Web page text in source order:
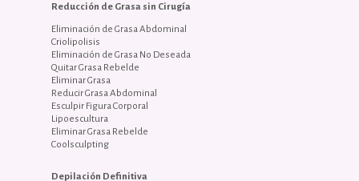
Reducción de Grasa sin Cirugía
Eliminación de Grasa Abdominal
Criolipolisis
Eliminación de Grasa No Deseada
Quitar Grasa Rebelde
Eliminar Grasa
Reducir Grasa Abdominal
Esculpir Figura Corporal
Lipoescultura
Eliminar Grasa Rebelde
Coolsculpting
Depilación Definitiva